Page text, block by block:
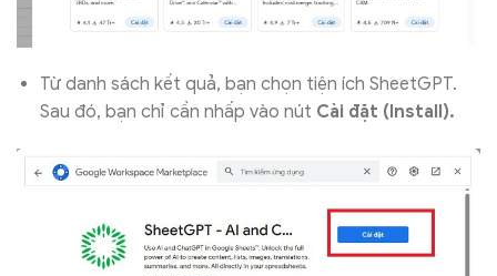
Từ danh sách kết quả, bạn chọn tiện ích SheetGPT.
Sau đó, bạn chỉ cần nhấp vào nút Cài đặt (Install).